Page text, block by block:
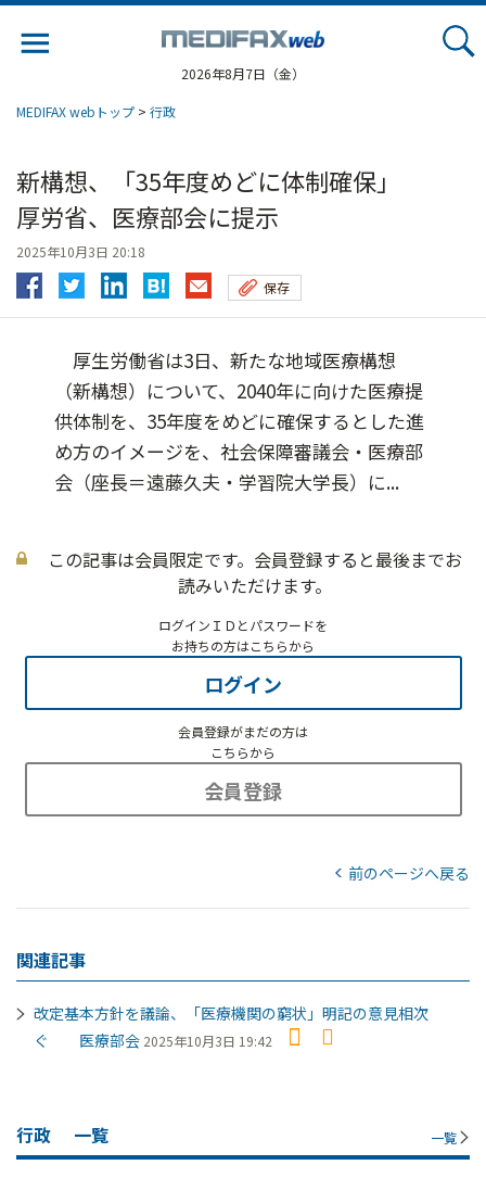
2026年8月7日（金）
MEDIFAX webトップ > 行政
新構想、「35年度めどに体制確保」
厚労省、医療部会に提示
2025年10月3日 20:18
保存
厚生労働省は3日、新たな地域医療構想
（新構想）について、2040年に向けた医療提
供体制を、35年度をめどに確保するとした進
め方のイメージを、社会保障審議会・医療部
会（座長＝遠藤久夫・学習院大学長）に...
この記事は会員限定です。会員登録すると最後までお
読みいただけます。
ログインＩＤとパスワードを
お持ちの方はこちらから
ログイン
会員登録がまだの方は
こちらから
会員登録
前のページへ戻る
関連記事
改定基本方針を議論、「医療機関の窮状」明記の意見相次
ぐ 医療部会 2025年10月3日 19:42
行政 一覧 一覧